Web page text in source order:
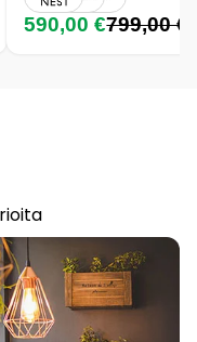
590,00 €799,00 €